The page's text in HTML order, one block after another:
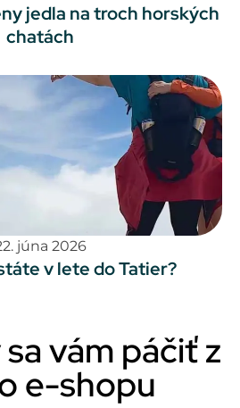
jedla na troch horských
chatách
júna 2026
v lete do Tatier?
vám páčiť z
e-shopu